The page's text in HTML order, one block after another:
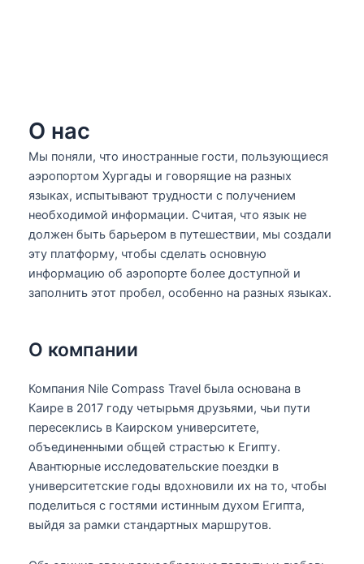
О нас
Мы поняли, что иностранные гости, пользующиеся
аэропортом Хургады и говорящие на разных
языках, испытывают трудности с получением
необходимой информации. Считая, что язык не
должен быть барьером в путешествии, мы создали
эту платформу, чтобы сделать основную
информацию об аэропорте более доступной и
заполнить этот пробел, особенно на разных языках.
О компании
Компания Nile Compass Travel была основана в
Каире в 2017 году четырьмя друзьями, чьи пути
пересеклись в Каирском университете,
объединенными общей страстью к Египту.
Авантюрные исследовательские поездки в
университетские годы вдохновили их на то, чтобы
поделиться с гостями истинным духом Египта,
выйдя за рамки стандартных маршрутов.